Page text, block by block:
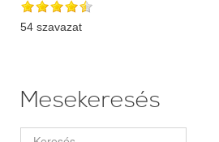
54 szavazat
Mesekeresés